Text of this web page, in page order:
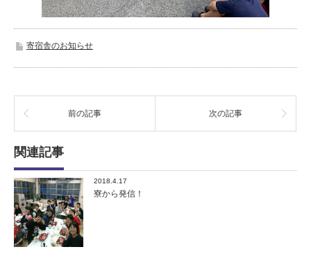
寄宿舎のお知らせ
前の記事 次の記事
関連記事
2018.4.17
寮から発信！